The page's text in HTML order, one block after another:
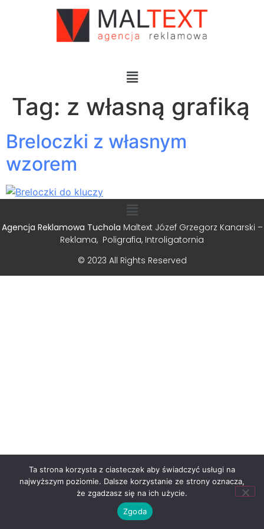
Tag: z własną grafiką
Breloczki z własnym
wzorem
Agencja Reklamowa Tuchola Maltext Józef Grzegorz Kanarski –
Reklama, Poligrafia, Introligatornia
© 2023 All Rights Reserved
Ta strona korzysta z ciasteczek aby świadczyć usługi na
najwyższym poziomie. Dalsze korzystanie ze strony oznacza,
że zgadzasz się na ich użycie.
Zgoda